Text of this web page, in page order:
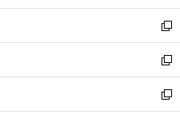
開
く
ウ
で
開
く
ン
ド
ウ
で
開
く
ウ
ィ
ン
ド
ウ
で
開
新
し
い
ウ
ィ
新
し
い
新